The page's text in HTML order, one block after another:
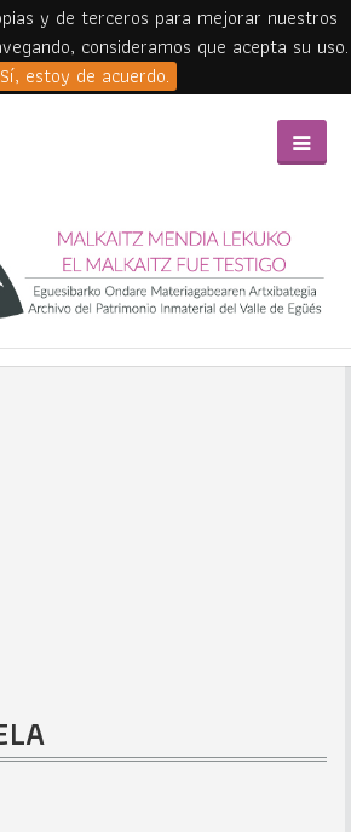
y de terceros para mejorar nuestros
consideramos que acepta su uso.
Sí, estoy de acuerdo.